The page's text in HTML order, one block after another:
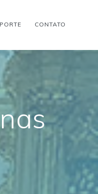
CONTATO